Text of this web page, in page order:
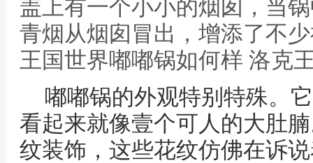
盖上有一个小小的烟囱，当
青烟从烟囱冒出，增添了不
王国世界嘟嘟锅如何样 洛克
嘟嘟锅的外观特别特殊。
看起来就像壹个可人的大肚
纹装饰，这些花纹仿佛在诉